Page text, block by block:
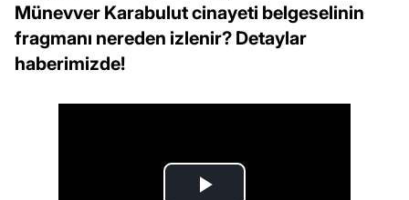
Münevver Karabulut cinayeti belgeselinin
fragmanı nereden izlenir? Detaylar
haberimizde!